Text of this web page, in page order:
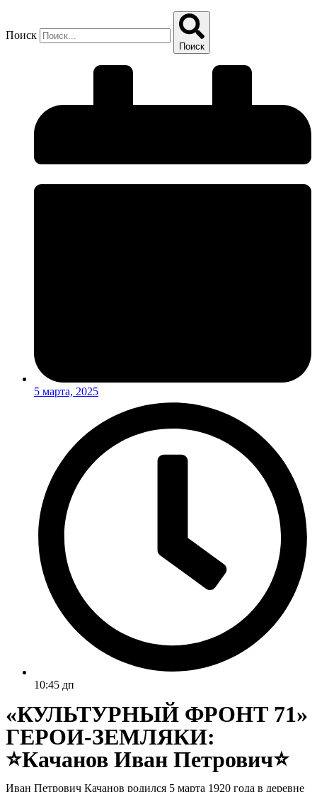
Поиск
Поиск
5 марта, 2025
10:45 дп
«КУЛЬТУРНЫЙ ФРОНТ 71»
ГЕРОИ-ЗЕМЛЯКИ:
⭐Качанов Иван Петрович⭐
Иван Петрович Качанов родился 5 марта 1920 года в деревне